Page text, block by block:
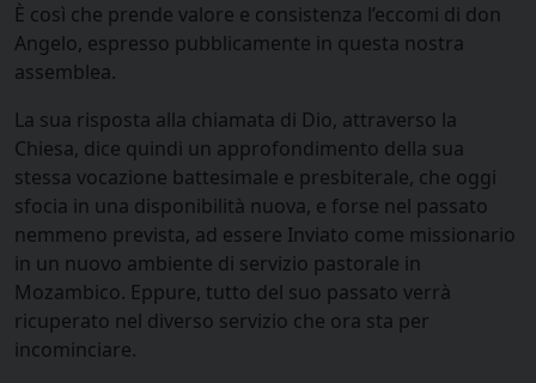
È così che prende valore e consistenza l’eccomi di don
Angelo, espresso pubblicamente in questa nostra
assemblea.
La sua risposta alla chiamata di Dio, attraverso la
Chiesa, dice quindi un approfondimento della sua
stessa vocazione battesimale e presbiterale, che oggi
sfocia in una disponibilità nuova, e forse nel passato
nemmeno prevista, ad essere Inviato come missionario
in un nuovo ambiente di servizio pastorale in
Mozambico. Eppure, tutto del suo passato verrà
ricuperato nel diverso servizio che ora sta per
incominciare.